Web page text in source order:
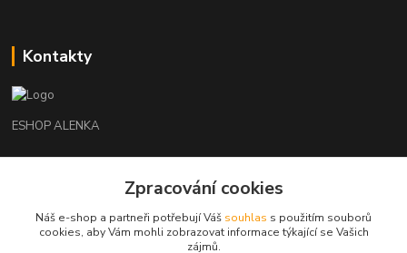
Kontakty
ESHOP ALENKA
+420602541312
orechovka@inmes.cz
Zpracování cookies
Náš e-shop a partneři potřebují Váš souhlas s použitím souborů
cookies, aby Vám mohli zobrazovat informace týkající se Vašich
zájmů.